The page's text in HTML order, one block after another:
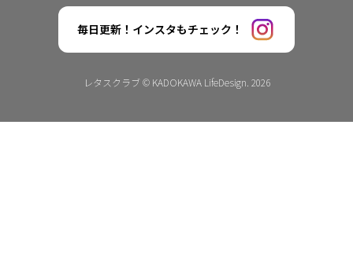
毎日更新！インスタもチェック！
レタスクラブ © KADOKAWA LifeDesign. 2026